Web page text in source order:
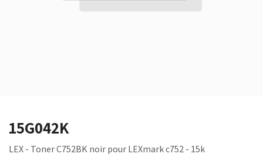
15G042K
LEX - Toner C752BK noir pour LEXmark c752 - 15k